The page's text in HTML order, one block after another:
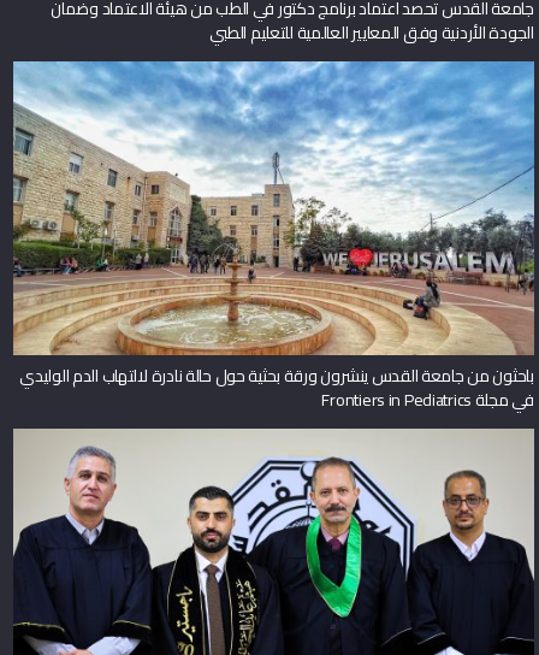
جامعة القدس تحصد اعتماد برنامج دكتور في الطب من هيئة الاعتماد وضمان
الجودة الأردنية وفق المعايير العالمية للتعليم الطبي
باحثون من جامعة القدس ينشرون ورقة بحثية حول حالة نادرة لالتهاب الدم الوليدي
في مجلة Frontiers in Pediatrics